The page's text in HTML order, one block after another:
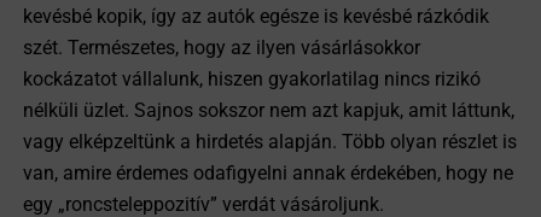
kevésbé kopik, így az autók egésze is kevésbé rázkódik
szét. Természetes, hogy az ilyen vásárlásokkor
kockázatot vállalunk, hiszen gyakorlatilag nincs rizikó
nélküli üzlet. Sajnos sokszor nem azt kapjuk, amit láttunk,
vagy elképzeltünk a hirdetés alapján. Több olyan részlet is
van, amire érdemes odafigyelni annak érdekében, hogy ne
egy „roncsteleppozitív” verdát vásároljunk.